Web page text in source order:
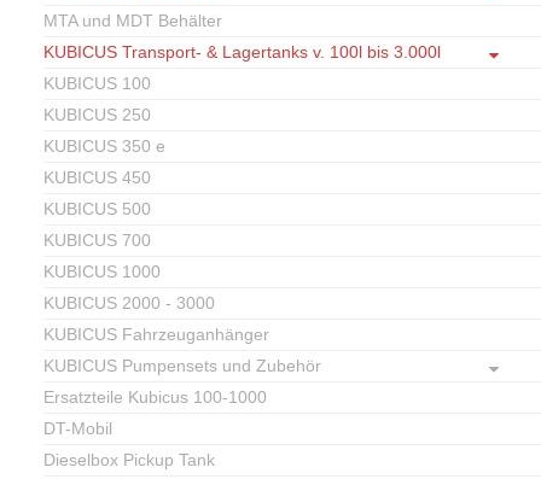
MTA und MDT Behälter
KUBICUS Transport- & Lagertanks v. 100l bis 3.000l
KUBICUS 100
KUBICUS 250
KUBICUS 350 e
KUBICUS 450
KUBICUS 500
KUBICUS 700
KUBICUS 1000
KUBICUS 2000 - 3000
KUBICUS Fahrzeuganhänger
KUBICUS Pumpensets und Zubehör
Ersatzteile Kubicus 100-1000
DT-Mobil
Dieselbox Pickup Tank